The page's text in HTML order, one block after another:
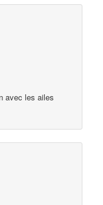
avec les ailes